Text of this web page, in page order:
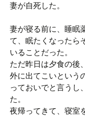
妻が自死した。
妻が寝る前に、睡眠
て、眠たくなったら
いることだった。
ただ昨日は夕食の後
外に出てこいという
っておいでと言うし
た。
夜帰ってきて、寝室